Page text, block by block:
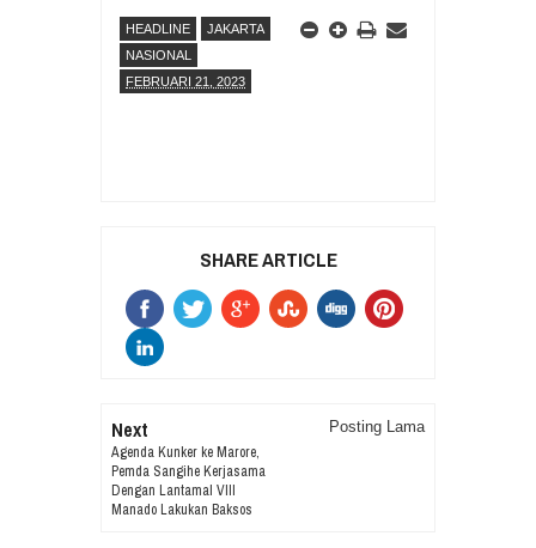
HEADLINE
JAKARTA
NASIONAL
FEBRUARI 21, 2023
SHARE ARTICLE
Next
Agenda Kunker ke Marore,
Pemda Sangihe Kerjasama
Dengan Lantamal VIlI
Manado Lakukan Baksos
Posting Lama